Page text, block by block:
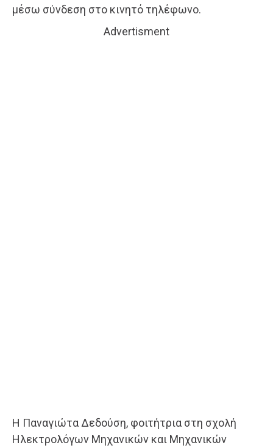
μέσω σύνδεση στο κινητό τηλέφωνο.
Advertisment
Η Παναγιώτα Δεδούση, φοιτήτρια στη σχολή
Ηλεκτρολόγων Μηχανικών και Μηχανικών